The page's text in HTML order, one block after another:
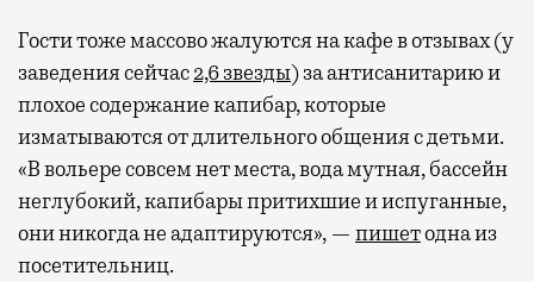
Гости тоже массово жалуются на кафе в отзывах (у
заведения сейчас2,6 звезды) за антисанитарию и
плохое содержание капибар, которые
изматываются от длительного общения с детьми.
«В вольере совсем нет места, вода мутная, бассейн
неглубокий, капибары притихшие и испуганные,
они никогда не адаптируются», — пишетодна из
посетительниц.